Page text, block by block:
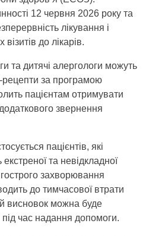
12 червня 2026 року та
лікування і
візитів до лікарів.
та дитячі алергологи можуть
рецепти за програмою
пацієнтам отримувати
звернення
пацієнтів, які
та невідкладної
захворювання
до тимчасової втрати
висновок можна буде
час надання допомоги.